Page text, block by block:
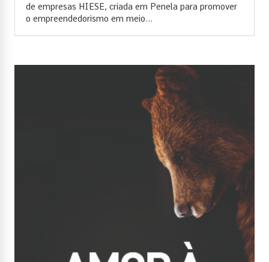
de empresas HIESE, criada em Penela para promover
o empreendedorismo em meio...